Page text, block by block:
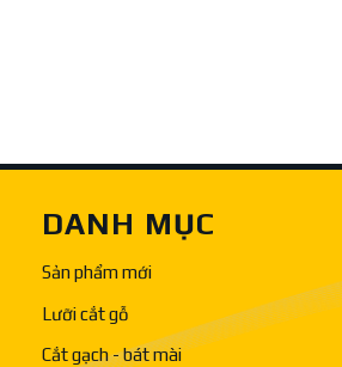
DANH MỤC
Sản phẩm mới
Lưỡi cắt gỗ
Cắt gạch - bát mài